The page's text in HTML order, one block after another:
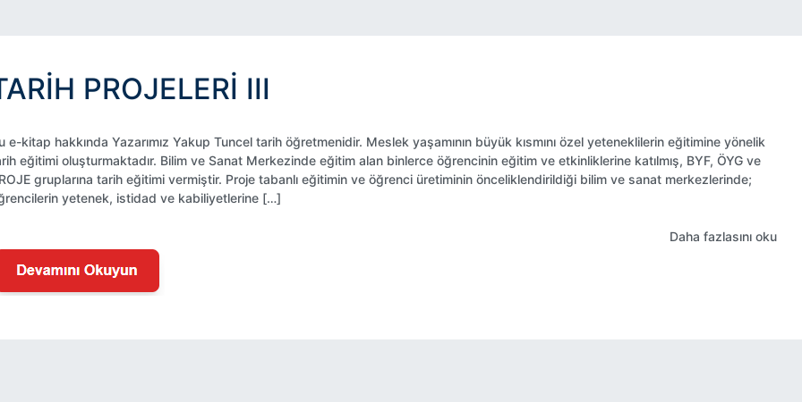
PROJELERİ III
e-kitap hakkında Yazarımız Yakup Tuncel tarih öğretmenidir. Meslek yaşamının büyük kısmını özel yeteneklilerin eğitimine yönelik
eğitimi oluşturmaktadır. Bilim ve Sanat Merkezinde eğitim alan binlerce öğrencinin eğitim ve etkinliklerine katılmış, BYF, ÖYG ve
gruplarına tarih eğitimi vermiştir. Proje tabanlı eğitimin ve öğrenci üretiminin önceliklendirildiği bilim ve sanat merkezlerinde;
yetenek, istidad ve kabiliyetlerine […]
Daha fazlasını oku